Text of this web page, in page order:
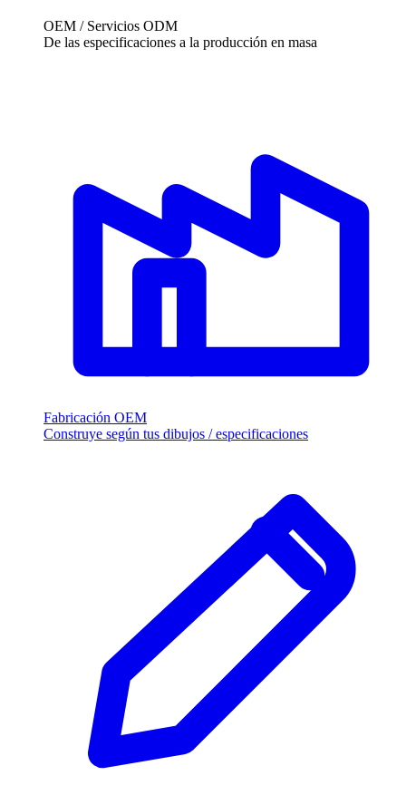
OEM / Servicios ODM
De las especificaciones a la producción en masa
Fabricación OEM
Construye según tus dibujos / especificaciones